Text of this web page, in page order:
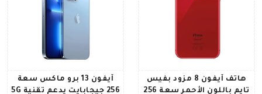
هاتف آيفون 8 مزود بفيس
تايم باللون الأحمر سعة 256
آيفون 13 برو ماكس سعة
256 جيجابايت يدعم تقنية 5G